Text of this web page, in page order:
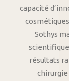
capacité
Sothys
résultats
chirurgie